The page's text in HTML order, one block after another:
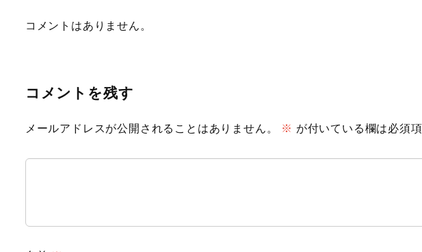
コメントはありません。
コメントを残す
メールアドレスが公開されることはありません。 ※ が付いている欄は必須